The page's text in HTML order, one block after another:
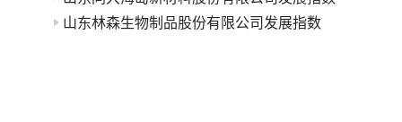
山东林森生物制品股份有限公司发展指数